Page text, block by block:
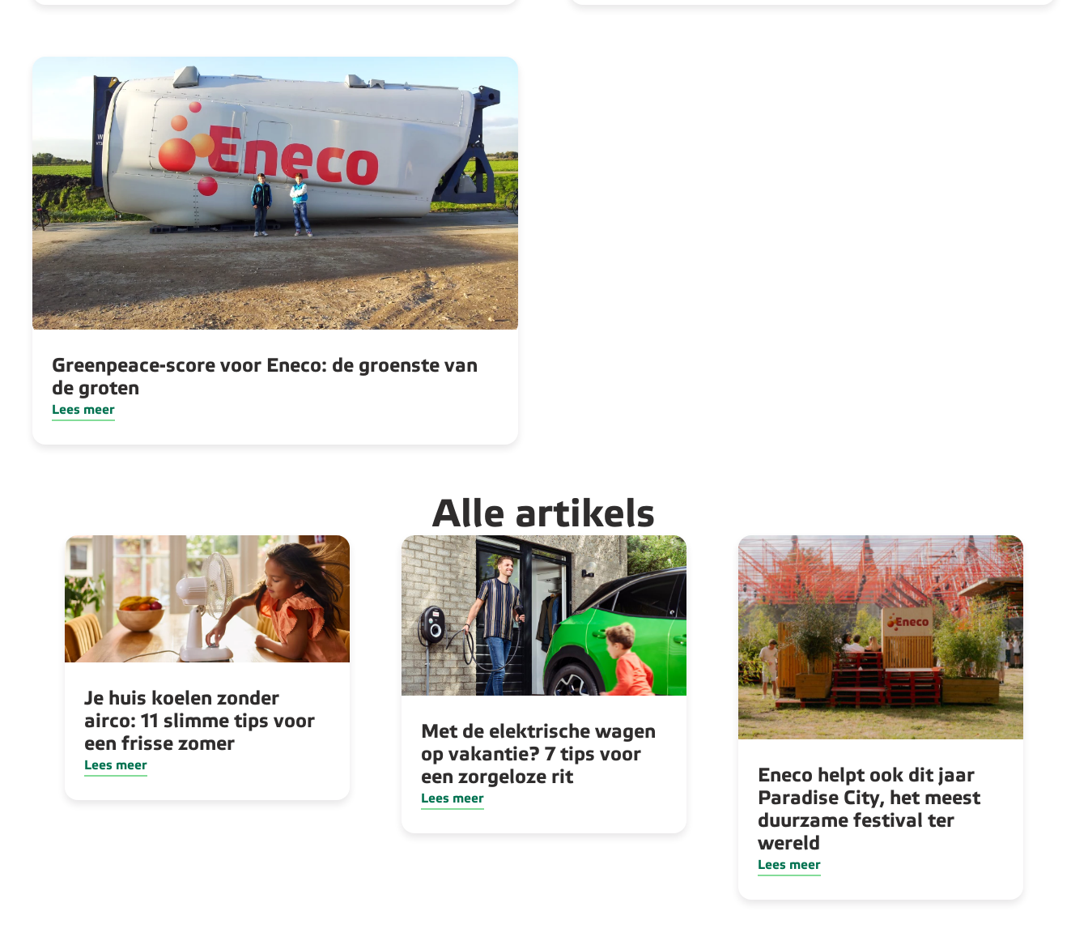
Greenpeace-score voor Eneco: de groenste van
de groten
Lees meer
Alle artikels
Je huis koelen zonder
airco: 11 slimme tips voor
een frisse zomer
Lees meer
Met de elektrische wagen
op vakantie? 7 tips voor
een zorgeloze rit
Lees meer
Eneco helpt ook dit jaar
Paradise City, het meest
duurzame festival ter
wereld
Lees meer